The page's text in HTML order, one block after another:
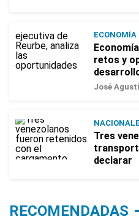
ECONOMÍA
retos y
José
Tres
declarar
RECOMENDADAS